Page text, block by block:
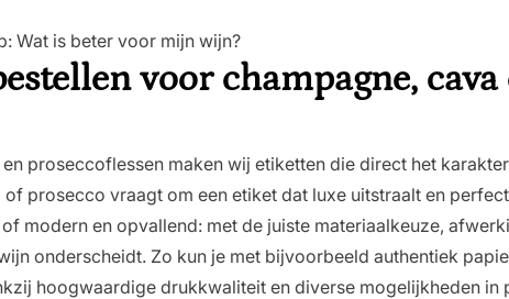
Wat is beter voor mijn wijn?
voor champagne, cava
proseccoflessen maken wij etiketten die direct het
prosecco vraagt om een etiket dat luxe uitstraalt en
modern en opvallend: met de juiste materiaalkeuze,
onderscheidt. Zo kun je met bijvoorbeeld authentiek
hoogwaardige drukkwaliteit en diverse mogelijkheden in